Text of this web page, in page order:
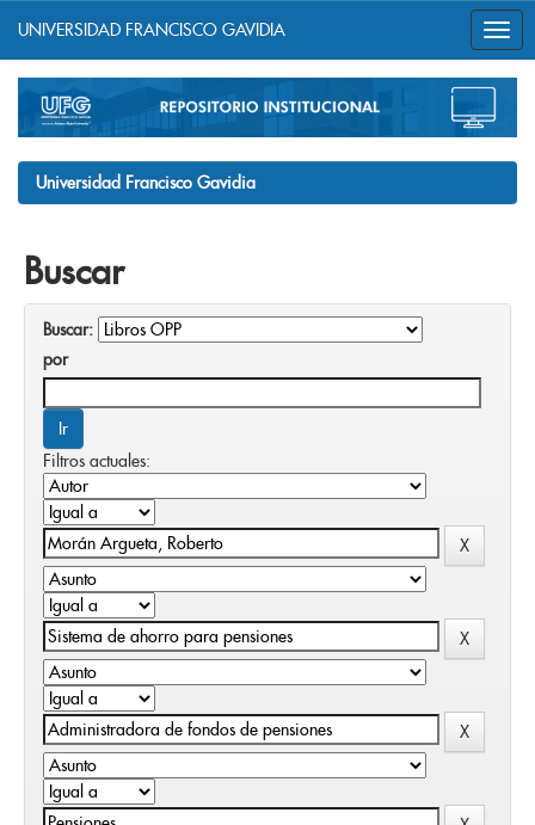
navigation
UNIVERSIDAD FRANCISCO GAVIDIA
Universidad Francisco Gavidia
Buscar
Buscar:
por
Filtros actuales: